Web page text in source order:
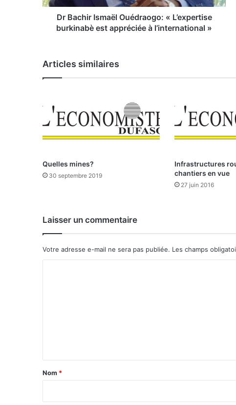
I
O
u
r
g
:
x
p
r
b
Dr Bachir Ismaël Ouédraogo: « L’expertise
burkinabè est appréciée à l’international »
Articles similaires
Quelles mines?
30 septembre 2019
Infrastructures
chantiers en vue
27 juin 2016
Laisser un commentaire
Votre adresse e-mail ne sera pas publiée. Les champs
a
Nom *